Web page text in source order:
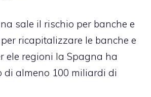
sale il rischio per banche e
per ricapitalizzare le banche e
ele regioni la Spagna ha
di almeno 100 miliardi di